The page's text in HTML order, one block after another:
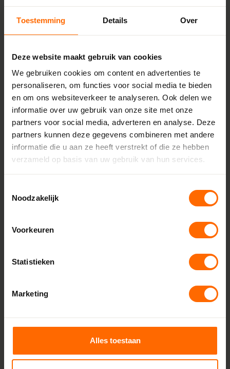
Toestemming Details Over
Deze website maakt gebruik van cookies
We gebruiken cookies om content en advertenties te
personaliseren, om functies voor social media te bieden
en om ons websiteverkeer te analyseren. Ook delen we
informatie over uw gebruik van onze site met onze
partners voor social media, adverteren en analyse. Deze
partners kunnen deze gegevens combineren met andere
informatie die u aan ze heeft verstrekt of die ze hebben
verzameld op basis van uw gebruik van hun services.
Noodzakelijk
Voorkeuren
Statistieken
Marketing
Alles toestaan
120 mm
Maximale breedte
3900 mm
Minimale hoogte
600 mm
Tot 52 mm
3 dichtingen